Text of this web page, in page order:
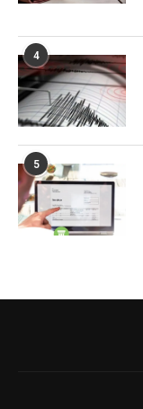
4
5